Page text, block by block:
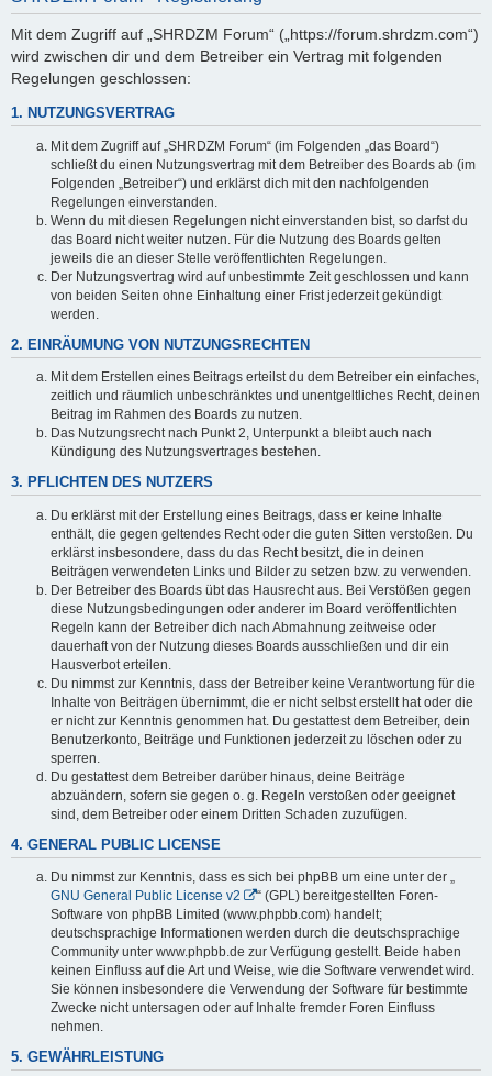
Mit dem Zugriff auf „SHRDZM Forum“ („https://forum.shrdzm.com“)
wird zwischen dir und dem Betreiber ein Vertrag mit folgenden
Regelungen geschlossen:
1. NUTZUNGSVERTRAG
Mit dem Zugriff auf „SHRDZM Forum“ (im Folgenden „das Board“)
schließt du einen Nutzungsvertrag mit dem Betreiber des Boards ab (im
Folgenden „Betreiber“) und erklärst dich mit den nachfolgenden
Regelungen einverstanden.
Wenn du mit diesen Regelungen nicht einverstanden bist, so darfst du
das Board nicht weiter nutzen. Für die Nutzung des Boards gelten
jeweils die an dieser Stelle veröffentlichten Regelungen.
Der Nutzungsvertrag wird auf unbestimmte Zeit geschlossen und kann
von beiden Seiten ohne Einhaltung einer Frist jederzeit gekündigt
werden.
2. EINRÄUMUNG VON NUTZUNGSRECHTEN
Mit dem Erstellen eines Beitrags erteilst du dem Betreiber ein einfaches,
zeitlich und räumlich unbeschränktes und unentgeltliches Recht, deinen
Beitrag im Rahmen des Boards zu nutzen.
Das Nutzungsrecht nach Punkt 2, Unterpunkt a bleibt auch nach
Kündigung des Nutzungsvertrages bestehen.
3. PFLICHTEN DES NUTZERS
Du erklärst mit der Erstellung eines Beitrags, dass er keine Inhalte
enthält, die gegen geltendes Recht oder die guten Sitten verstoßen. Du
erklärst insbesondere, dass du das Recht besitzt, die in deinen
Beiträgen verwendeten Links und Bilder zu setzen bzw. zu verwenden.
Der Betreiber des Boards übt das Hausrecht aus. Bei Verstößen gegen
diese Nutzungsbedingungen oder anderer im Board veröffentlichten
Regeln kann der Betreiber dich nach Abmahnung zeitweise oder
dauerhaft von der Nutzung dieses Boards ausschließen und dir ein
Hausverbot erteilen.
Du nimmst zur Kenntnis, dass der Betreiber keine Verantwortung für die
Inhalte von Beiträgen übernimmt, die er nicht selbst erstellt hat oder die
er nicht zur Kenntnis genommen hat. Du gestattest dem Betreiber, dein
Benutzerkonto, Beiträge und Funktionen jederzeit zu löschen oder zu
sperren.
Du gestattest dem Betreiber darüber hinaus, deine Beiträge
abzuändern, sofern sie gegen o. g. Regeln verstoßen oder geeignet
sind, dem Betreiber oder einem Dritten Schaden zuzufügen.
4. GENERAL PUBLIC LICENSE
Du nimmst zur Kenntnis, dass es sich bei phpBB um eine unter der „
GNU General Public License v2
“ (GPL) bereitgestellten Foren-
Software von phpBB Limited (www.phpbb.com) handelt;
deutschsprachige Informationen werden durch die deutschsprachige
Community unter www.phpbb.de zur Verfügung gestellt. Beide haben
keinen Einfluss auf die Art und Weise, wie die Software verwendet wird.
Sie können insbesondere die Verwendung der Software für bestimmte
Zwecke nicht untersagen oder auf Inhalte fremder Foren Einfluss
nehmen.
5. GEWÄHRLEISTUNG